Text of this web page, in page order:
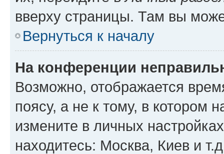
вверху страницы. Там вы
Вернуться к началу
На конференции
Возможно, отображается
поясу, а не к тому, в котором
измените в личных
находитесь: Москва, Киев и